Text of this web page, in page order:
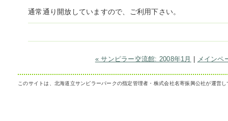
通常通り開放していますので、ご利用下さい。
« サンピラー交流館: 2008年1月 | メインペ
このサイトは、北海道立サンピラーパークの指定管理者・株式会社名寄振興公社が運営